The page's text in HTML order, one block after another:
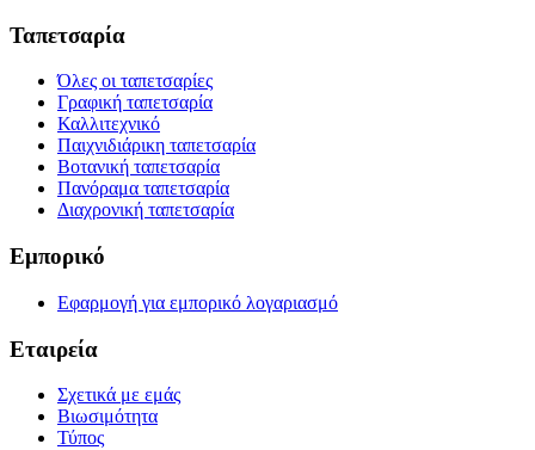
Ταπετσαρία
Όλες οι ταπετσαρίες
Γραφική ταπετσαρία
Καλλιτεχνικό
Παιχνιδιάρικη ταπετσαρία
Βοτανική ταπετσαρία
Πανόραμα ταπετσαρία
Διαχρονική ταπετσαρία
Εμπορικό
Εφαρμογή για εμπορικό λογαριασμό
Εταιρεία
Σχετικά με εμάς
Βιωσιμότητα
Τύπος